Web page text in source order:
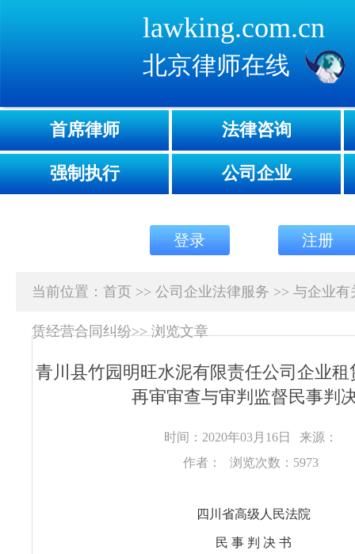
lawking.com.cn
北京律师在线
首席律师 法律咨询
强制执行 公司企业
登录 注册
当前位置： 首页 >> 公司企业法律服务 >> 与企业有
赁经营合同纠纷>>浏览文章
青川县竹园明旺水泥有限责任公司企业
再审审查与审判监督民事判
时间：2020年03月16日
来源：
作者：
浏览次数：5973
四川省高级人民法院
民 事 判 决 书